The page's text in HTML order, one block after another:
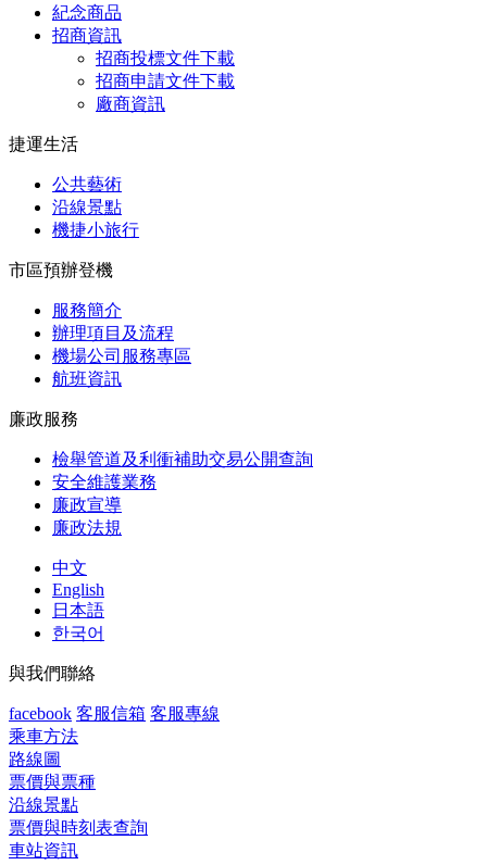
紀念商品
招商資訊
招商投標文件下載
招商申請文件下載
廠商資訊
捷運生活
公共藝術
沿線景點
機捷小旅行
市區預辦登機
服務簡介
辦理項目及流程
機場公司服務專區
航班資訊
廉政服務
檢舉管道及利衝補助交易公開查詢
安全維護業務
廉政宣導
廉政法規
中文
English
日本語
한국어
與我們聯絡
facebook 客服信箱 客服專線
乘車方法
路線圖
票價與票種
沿線景點
票價與時刻表查詢
車站資訊